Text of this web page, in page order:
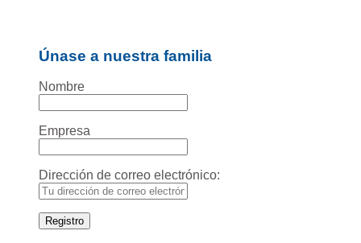
Únase a nuestra familia
Nombre
Empresa
Dirección de correo electrónico: